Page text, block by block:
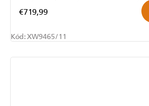
€719,99
Kód:XW9465/11